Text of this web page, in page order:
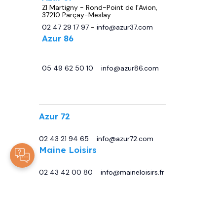
ZI Martigny - Rond-Point de l’Avion,
37210 Parçay-Meslay
02 47 29 17 97- info@azur37.com
Azur 86
05 49 62 50 10
info@azur86.com
Azur 72
02 43 21 94 65
info@azur72.com
Maine Loisirs
02 43 42 00 80
info@maineloisirs.fr